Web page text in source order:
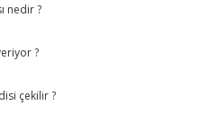
nedir ?
?
çekilir ?